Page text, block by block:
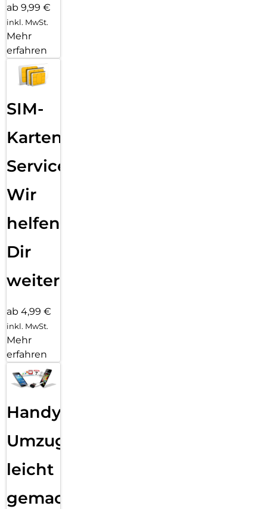
ab 9,99 €
inkl. MwSt.
Mehr
erfahren
SIM-
Karten
Service:
Wir
helfen
Dir
weiter
ab 4,99 €
inkl. MwSt.
Mehr
erfahren
Handy
Umzug
leicht
gemacht!